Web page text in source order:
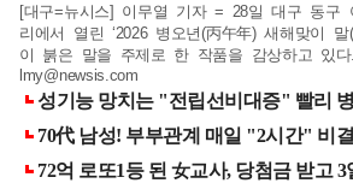
[대구=뉴시스] 이무열 기자 = 28일 대구 동구
리에서 열린 ‘2026 병오년(丙午年) 새해맞이 말
이 붉은 말을 주제로 한 작품을 감상하고 있다.
lmy@newsis.com